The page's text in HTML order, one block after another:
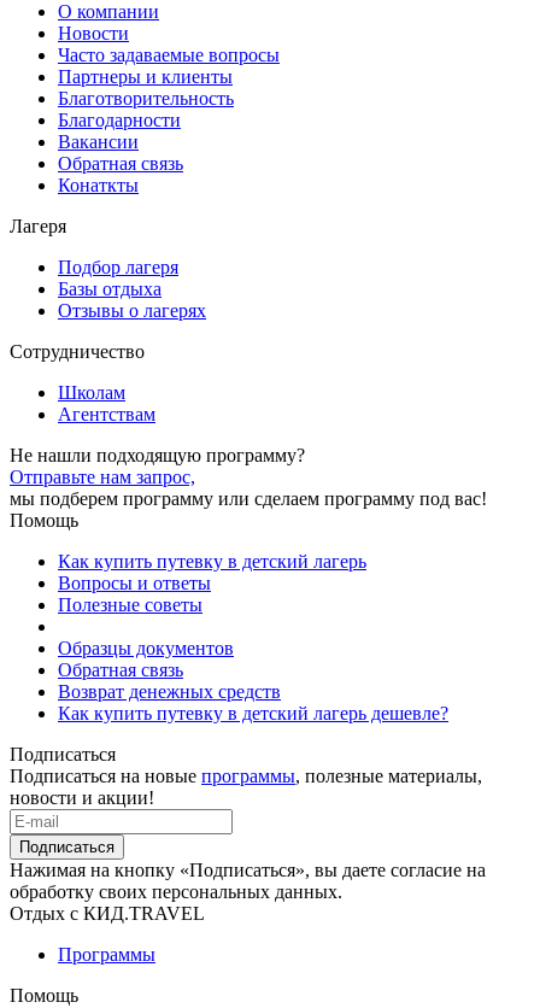
О компании
Новости
Часто задаваемые вопросы
Партнеры и клиенты
Благотворительность
Благодарности
Вакансии
Обратная связь
Конаткты
Лагеря
Подбор лагеря
Базы отдыха
Отзывы о лагерях
Сотрудничество
Школам
Агентствам
Не нашли подходящую программу?
Отправьте нам запрос,
мы подберем программу или сделаем программу под вас!
Помощь
Как купить путевку в детский лагерь
Вопросы и ответы
Полезные советы
Образцы документов
Обратная связь
Возврат денежных средств
Как купить путевку в детский лагерь дешевле?
Подписаться
Подписаться на новые программы, полезные материалы,
новости и акции!
Подписаться
Нажимая на кнопку «Подписаться», вы даете согласие на
обработку своих персональных данных.
Отдых с КИД.TRAVEL
Программы
Помощь